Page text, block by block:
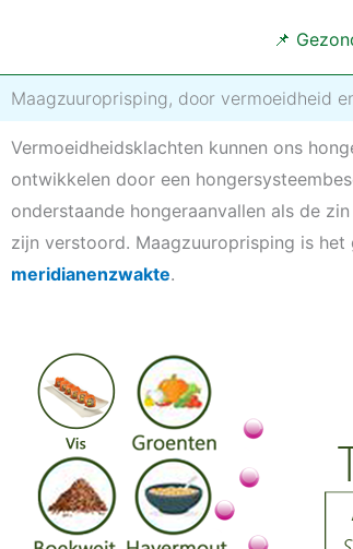
📌
Maagzuuroprisping, door vermoeidheid
Vermoeidheidsklachten kunnen ons
ontwikkelen door een
onderstaande hongeraanvallen als de
zijn verstoord. Maagzuuroprisping is
meridianenzwakte.